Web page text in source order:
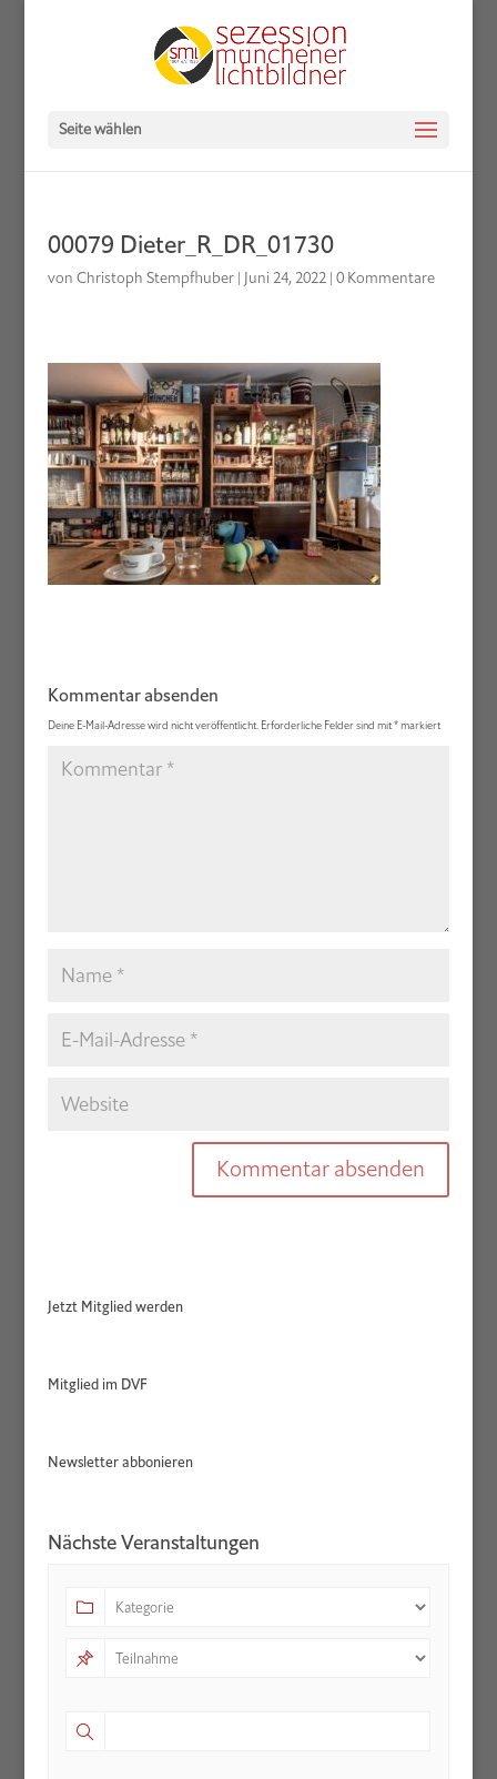
Seite wählen
00079 Dieter_R_DR_01730
von Christoph Stempfhuber| Juni 24, 2022| 0 Kommentare
Kommentar absenden
Deine E-Mail-Adresse wird nicht veröffentlicht. Erforderliche Felder sind mit*markiert
Jetzt Mitglied werden
Mitglied im DVF
Newsletter abbonieren
Nächste Veranstaltungen